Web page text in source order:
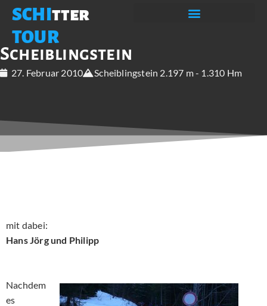
SCHItter
TOUR
Scheiblingstein
27. Februar 2010 Scheiblingstein 2.197 m - 1.310 Hm
mit dabei:
Hans Jörg und Philipp
Nachdem
es